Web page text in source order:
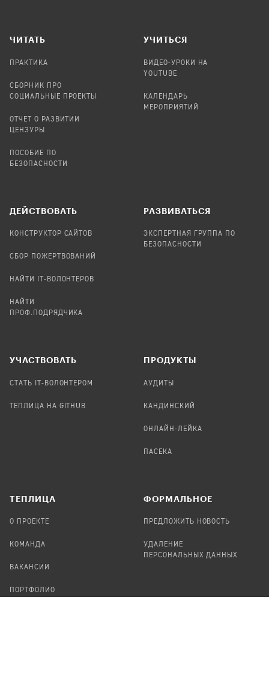
ЧИТАТЬ
ПРАКТИКА
СБОРНИК ПРО
СОЦИАЛЬНЫЕ ПРОЕКТЫ
ОТЧЕТ О РАЗВИТИИ
ЦЕНЗУРЫ
ПОСОБИЕ ПО
БЕЗОПАСНОСТИ
УЧИТЬСЯ
ВИДЕО-УРОКИ НА
YOUTUBE
КАЛЕНДАРЬ
МЕРОПРИЯТИЙ
ДЕЙСТВОВАТЬ
КОНСТРУКТОР САЙТОВ
СБОР ПОЖЕРТВОВАНИЙ
НАЙТИ IT-ВОЛОНТЕРОВ
НАЙТИ
ПРОФ.ПОДРЯДЧИКА
РАЗВИВАТЬСЯ
ЭКСПЕРТНАЯ ГРУППА ПО
БЕЗОПАСНОСТИ
УЧАСТВОВАТЬ
СТАТЬ IT-ВОЛОНТЕРОМ
ТЕПЛИЦА НА GITHUB
ПРОДУКТЫ
АУДИТЫ
КАНДИНСКИЙ
ОНЛАЙН-ЛЕЙКА
ПАСЕКА
TЕПЛИЦА
О ПРОЕКТЕ
КОМАНДА
ВАКАНСИИ
ПОРТФОЛИО
ФОРМАЛЬНОЕ
ПРЕДЛОЖИТЬ НОВОСТЬ
УДАЛЕНИЕ
ПЕРСОНАЛЬНЫХ ДАННЫХ